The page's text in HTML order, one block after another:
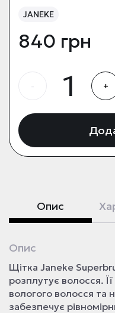
JANEKE
840 грн
+
Опис
Опис
Щітка Janeke
розплутує волосся.
вологого волосся та
забезпечує